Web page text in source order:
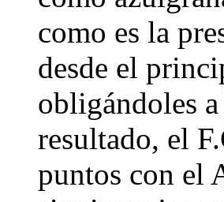
como es la
desde el
obligándoles
resultado, el
puntos con el